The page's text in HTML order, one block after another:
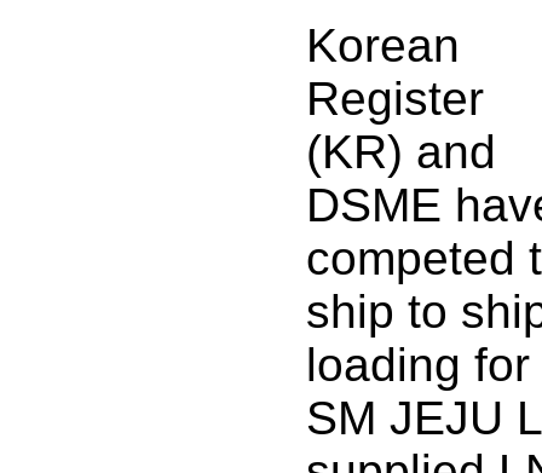
Korean
Register
(KR) and
DSME
competed
ship to
loading
SM JEJU